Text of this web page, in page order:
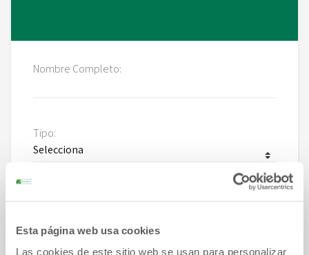
Esta página web usa cookies
Las cookies de este sitio web se usan para personalizar
Nombre Completo:
Tipo: